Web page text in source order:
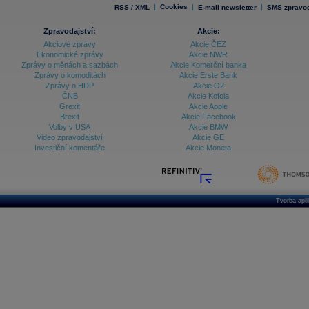
RSS / XML | Cookies | E-mail newsletter | SMS
Zpravodajství:
Akciové zprávy
Ekonomické zprávy
Zprávy o měnách a sazbách
Zprávy o komoditách
Zprávy o HDP
ČNB
Grexit
Brexit
Volby v USA
Video zpravodajství
Investiční komentáře
Akcie:
Akcie ČEZ
Akcie NWR
Akcie Komerční banka
Akcie Erste Bank
Akcie O2
Akcie Kofola
Akcie Apple
Akcie Facebook
Akcie BMW
Akcie GE
Akcie Moneta
Tvorba